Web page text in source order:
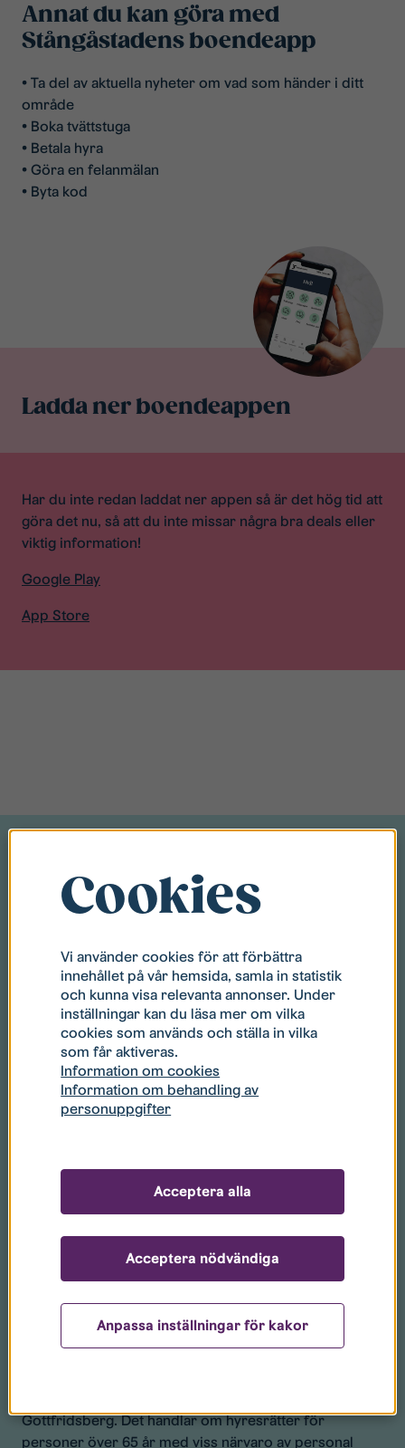
Annat du kan göra med
Stångåstadens boendeapp
• Ta del av aktuella nyheter om vad som händer i ditt
område
• Boka tvättstuga
• Betala hyra
• Göra en felanmälan
• Byta kod
Ladda ner boendeappen
Har du inte redan laddat ner appen så är det hög tid att
göra det nu, så att du inte missar några bra deals eller
viktig information!
Google Play
App Store
50 nya seniorbostäder byggs i
Gottfridsberg
Gottfridsberg. Det handlar om hyresrätter för
personer över 65 år med viss närvaro av personal
Cookies
Vi använder cookies för att förbättra
innehållet på vår hemsida, samla in statistik
och kunna visa relevanta annonser. Under
inställningar kan du läsa mer om vilka
cookies som används och ställa in vilka
som får aktiveras.
Information om cookies
Information om behandling av
personuppgifter
Anpassa inställningar för kakor
Acceptera nödvändiga
Acceptera alla